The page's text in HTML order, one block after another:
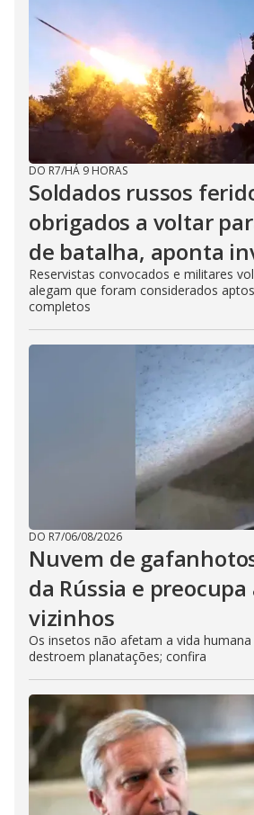
DO R7/HÁ 9 HORAS
Soldados russos
obrigados a voltar
de batalha, aponta
Reservistas convocados e militares
alegam que foram considerados
completos
DO R7/06/08/2026
Nuvem de
da Rússia e
vizinhos
Os insetos não afetam a vida
destroem planatações; confira